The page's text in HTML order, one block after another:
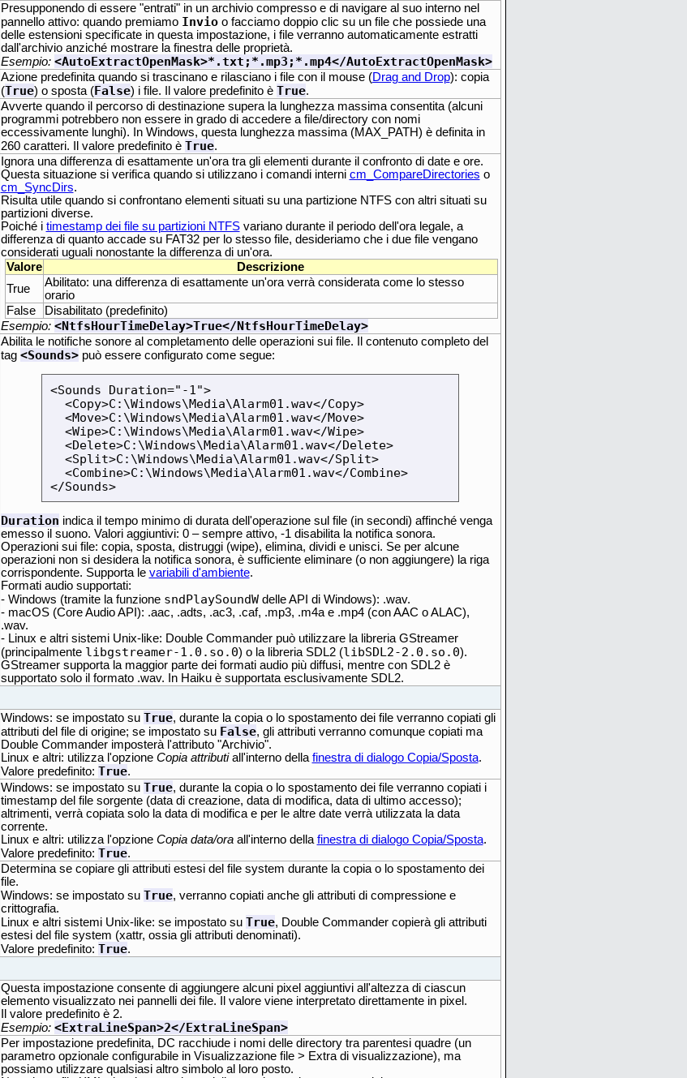
Presupponendo di essere "entrati" in un archivio compresso e di navigare al suo interno nel
pannello attivo: quando premiamo Invioo facciamo doppio clic su un file che possiede una
delle estensioni specificate in questa impostazione, i file verranno automaticamente estratti
dall'archivio anziché mostrare la finestra delle proprietà.
Esempio: <AutoExtractOpenMask>*.txt;*.mp3;*.mp4</AutoExtractOpenMask>
Azione predefinita quando si trascinano e rilasciano i file con il mouse (Drag and Drop): copia
(True) o sposta (False) i file. Il valore predefinito è True.
Avverte quando il percorso di destinazione supera la lunghezza massima consentita (alcuni
programmi potrebbero non essere in grado di accedere a file/directory con nomi
eccessivamente lunghi). In Windows, questa lunghezza massima (MAX_PATH) è definita in
260 caratteri. Il valore predefinito è True.
Ignora una differenza di esattamente un'ora tra gli elementi durante il confronto di date e ore.
Questa situazione si verifica quando si utilizzano i comandi interni cm_CompareDirectories o
cm_SyncDirs.
Risulta utile quando si confrontano elementi situati su una partizione NTFS con altri situati su
partizioni diverse.
Poiché i timestamp dei file su partizioni NTFSvariano durante il periodo dell'ora legale, a
differenza di quanto accade su FAT32 per lo stesso file, desideriamo che i due file vengano
considerati uguali nonostante la differenza di un'ora.
Valore
Descrizione
True
Abilitato: una differenza di esattamente un'ora verrà considerata come lo stesso
orario
False
Disabilitato (predefinito)
Esempio: <NtfsHourTimeDelay>True</NtfsHourTimeDelay>
Abilita le notifiche sonore al completamento delle operazioni sui file. Il contenuto completo del
tag <Sounds>può essere configurato come segue:
<Sounds Duration="-1">
  <Copy>C:\Windows\Media\Alarm01.wav</Copy>
  <Move>C:\Windows\Media\Alarm01.wav</Move>
  <Wipe>C:\Windows\Media\Alarm01.wav</Wipe>
  <Delete>C:\Windows\Media\Alarm01.wav</Delete>
  <Split>C:\Windows\Media\Alarm01.wav</Split>
  <Combine>C:\Windows\Media\Alarm01.wav</Combine>
</Sounds>
Duration indica il tempo minimo di durata dell'operazione sul file (in secondi) affinché venga
emesso il suono. Valori aggiuntivi: 0 – sempre attivo, -1 disabilita la notifica sonora.
Operazioni sui file: copia, sposta, distruggi (wipe), elimina, dividi e unisci. Se per alcune
operazioni non si desidera la notifica sonora, è sufficiente eliminare (o non aggiungere) la riga
corrispondente. Supporta le variabili d'ambiente.
Formati audio supportati:
- Windows (tramite la funzione sndPlaySoundWdelle API di Windows): .wav.
- macOS (Core Audio API): .aac, .adts, .ac3, .caf, .mp3, .m4a e .mp4 (con AAC o ALAC),
.wav.
- Linux e altri sistemi Unix-like: Double Commander può utilizzare la libreria GStreamer
(principalmente libgstreamer-1.0.so.0) o la libreria SDL2 (libSDL2-2.0.so.0).
GStreamer supporta la maggior parte dei formati audio più diffusi, mentre con SDL2 è
supportato solo il formato .wav. In Haiku è supportata esclusivamente SDL2.
Windows: se impostato su True, durante la copia o lo spostamento dei file verranno copiati gli
attributi del file di origine; se impostato su False, gli attributi verranno comunque copiati ma
Double Commander imposterà l'attributo "Archivio".
Linux e altri: utilizza l'opzione Copia attributiall'interno della finestra di dialogo Copia/Sposta.
Valore predefinito: True.
Windows: se impostato su True, durante la copia o lo spostamento dei file verranno copiati i
timestamp del file sorgente (data di creazione, data di modifica, data di ultimo accesso);
altrimenti, verrà copiata solo la data di modifica e per le altre date verrà utilizzata la data
corrente.
Linux e altri: utilizza l'opzione Copia data/oraall'interno della finestra di dialogo Copia/Sposta.
Valore predefinito: True.
Determina se copiare gli attributi estesi del file system durante la copia o lo spostamento dei
file.
Windows: se impostato su True, verranno copiati anche gli attributi di compressione e
crittografia.
Linux e altri sistemi Unix-like: se impostato su True, Double Commander copierà gli attributi
estesi del file system (xattr, ossia gli attributi denominati).
Valore predefinito: True.
Questa impostazione consente di aggiungere alcuni pixel aggiuntivi all'altezza di ciascun
elemento visualizzato nei pannelli dei file. Il valore viene interpretato direttamente in pixel.
Il valore predefinito è 2.
Esempio: <ExtraLineSpan>2</ExtraLineSpan>
Per impostazione predefinita, DC racchiude i nomi delle directory tra parentesi quadre (un
parametro opzionale configurabile in Visualizzazione file > Extra di visualizzazione), ma
possiamo utilizzare qualsiasi altro simbolo al loro posto.